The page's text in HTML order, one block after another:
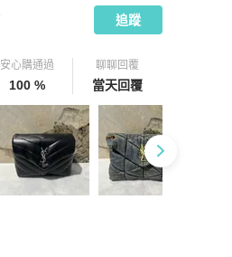
追蹤
安心購通過
100 %
聊聊回覆
當天回覆